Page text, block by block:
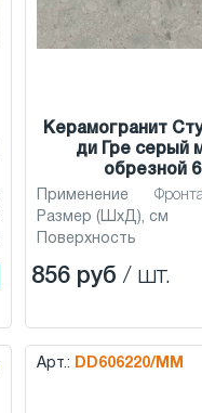
Керамогранит
ди Гре серый
обрезной
Применение
Размер (ШхД), см
Поверхность
856 руб / шт.
Арт.: DD606220/MM